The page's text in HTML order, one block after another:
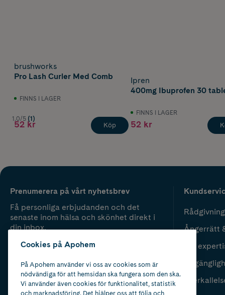
brushworks
Pro Lash Curler Med Comb
FINNS I LAGER
1.0/5 (1)
52 kr Köp
Ipren
400mg Ibuprofen 30
FINNS I LAGER
52 kr
Prenumerera på vårt nyhetsbrev
Få personliga erbjudanden och det
senaste inom hälsa och skönhet direkt i
din inbox.
Ångerrätt
Vår
Cookies på Apohem
På Apohem använder vi oss av cookies som är
nödvändiga för att hemsidan ska fungera som den ska.
Vi använder även cookies för funktionalitet, statistik
och marknadsföring. Det hjälper oss att följa och